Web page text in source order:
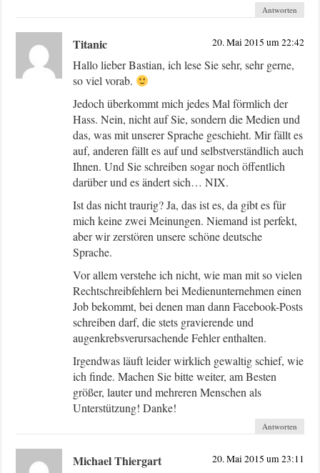
Antworten
Titanic 20. Mai 2015 um 22:42
Hallo lieber Bastian, ich lese Sie sehr, sehr gerne,
so viel vorab.
Jedoch überkommt mich jedes Mal förmlich der
Hass. Nein, nicht auf Sie, sondern die Medien und
das, was mit unserer Sprache geschieht. Mir fällt es
auf, anderen fällt es auf und selbstverständlich auch
Ihnen. Und Sie schreiben sogar noch öffentlich
darüber und es ändert sich… NIX.
Ist das nicht traurig? Ja, das ist es, da gibt es für
mich keine zwei Meinungen. Niemand ist perfekt,
aber wir zerstören unsere schöne deutsche
Sprache.
Vor allem verstehe ich nicht, wie man mit so vielen
Rechtschreibfehlern bei Medienunternehmen einen
Job bekommt, bei denen man dann Facebook-Posts
schreiben darf, die stets gravierende und
augenkrebsverursachende Fehler enthalten.
Irgendwas läuft leider wirklich gewaltig schief, wie
ich finde. Machen Sie bitte weiter, am Besten
größer, lauter und mehreren Menschen als
Unterstützung! Danke!
Antworten
Michael Thiergart 20. Mai 2015 um 23:11